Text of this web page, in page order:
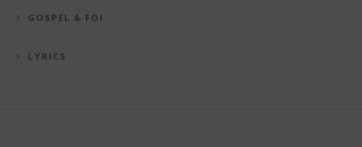
GOSPEL & FOI
LYRICS